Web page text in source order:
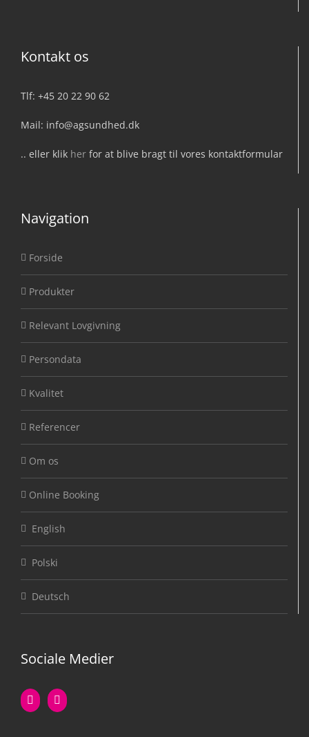
Kontakt os
Tlf: +45 20 22 90 62
Mail: info@agsundhed.dk
.. eller klik her for at blive bragt til vores kontaktformular
Navigation
Forside
Produkter
Relevant Lovgivning
Persondata
Kvalitet
Referencer
Om os
Online Booking
English
Polski
Deutsch
Sociale Medier